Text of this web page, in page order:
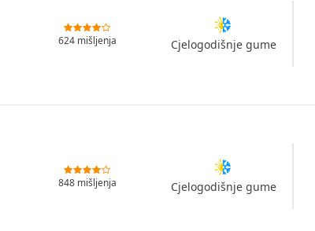
624 mišljenja Cjelogodišnje gume
848 mišljenja Cjelogodišnje gume